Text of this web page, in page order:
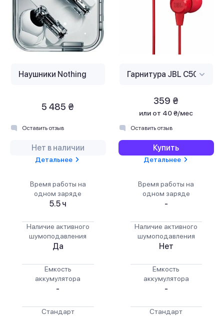
5 485 ₴
Оставить отзыв
Нет в наличии
Детальнее
Время работы на
одном заряде
5.5 ч
Наличие активного
шумоподавления
Да
Емкость
аккумулятора
-
Стандарт
359 ₴
или от 40 ₴/мес
Оставить отзыв
Купить
Детальнее
Время работы на
одном заряде
-
Наличие активного
шумоподавления
Нет
Емкость
аккумулятора
-
Стандарт